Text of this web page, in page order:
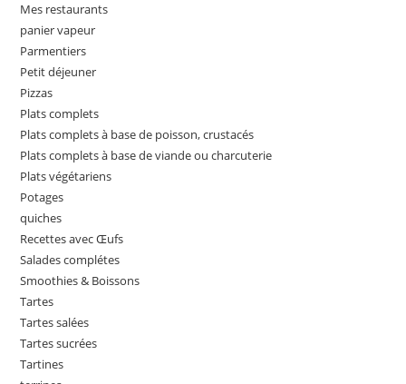
Mes restaurants
panier vapeur
Parmentiers
Petit déjeuner
Pizzas
Plats complets
Plats complets à base de poisson, crustacés
Plats complets à base de viande ou charcuterie
Plats végétariens
Potages
quiches
Recettes avec Œufs
Salades complétes
Smoothies & Boissons
Tartes
Tartes salées
Tartes sucrées
Tartines